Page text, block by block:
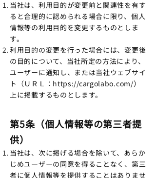
当社は、利用目的が変更前と関連性を有す
ると合理的に認められる場合に限り、個人
情報等の利用目的を変更するものとしま
す。
利用目的の変更を行った場合には、変更後
の目的について、当社所定の方法により、
ユーザーに通知し、または当社ウェブサイ
ト（ＵＲＬ： https://cargolabo.com/）
上に掲載するものとします。
第5条（個人情報等の第三者提
供）
当社は、次に掲げる場合を除いて、あらか
じめユーザーの同意を得ることなく、第三
者に個人情報等を提供することはありませ